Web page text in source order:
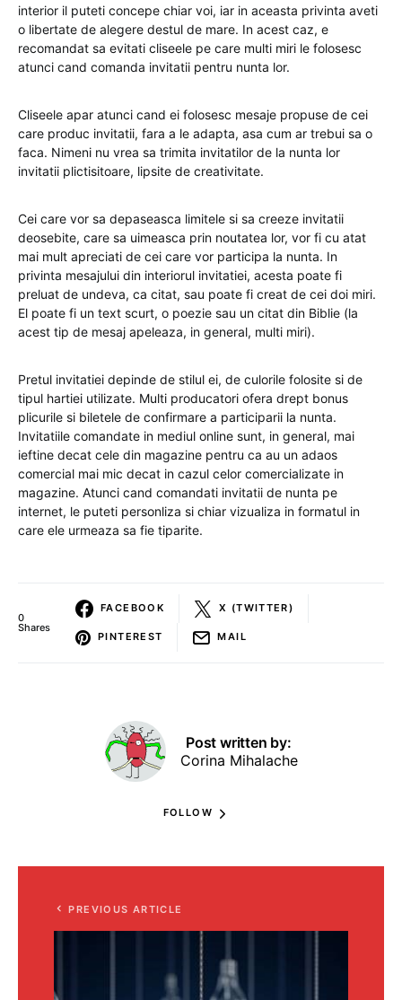
interior il puteti concepe chiar voi, iar in aceasta privinta aveti
o libertate de alegere destul de mare. In acest caz, e
recomandat sa evitati cliseele pe care multi miri le folosesc
atunci cand comanda invitatii pentru nunta lor.
Cliseele apar atunci cand ei folosesc mesaje propuse de cei
care produc invitatii, fara a le adapta, asa cum ar trebui sa o
faca. Nimeni nu vrea sa trimita invitatilor de la nunta lor
invitatii plictisitoare, lipsite de creativitate.
Cei care vor sa depaseasca limitele si sa creeze invitatii
deosebite, care sa uimeasca prin noutatea lor, vor fi cu atat
mai mult apreciati de cei care vor participa la nunta. In
privinta mesajului din interiorul invitatiei, acesta poate fi
preluat de undeva, ca citat, sau poate fi creat de cei doi miri.
El poate fi un text scurt, o poezie sau un citat din Biblie (la
acest tip de mesaj apeleaza, in general, multi miri).
Pretul invitatiei depinde de stilul ei, de culorile folosite si de
tipul hartiei utilizate. Multi producatori ofera drept bonus
plicurile si biletele de confirmare a participarii la nunta.
Invitatiile comandate in mediul online sunt, in general, mai
ieftine decat cele din magazine pentru ca au un adaos
comercial mai mic decat in cazul celor comercializate in
magazine. Atunci cand comandati invitatii de nunta pe
internet, le puteti personliza si chiar vizualiza in formatul in
care ele urmeaza sa fie tiparite.
0
Shares
FACEBOOK X (TWITTER)
PINTEREST MAIL
Post written by:
Corina Mihalache
FOLLOW
PREVIOUS ARTICLE